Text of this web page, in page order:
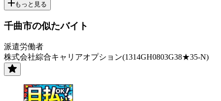
もっと見る
千曲市の似たバイト
派遣労働者
株式会社綜合キャリアオプション(1314GH0803G38★35-N)